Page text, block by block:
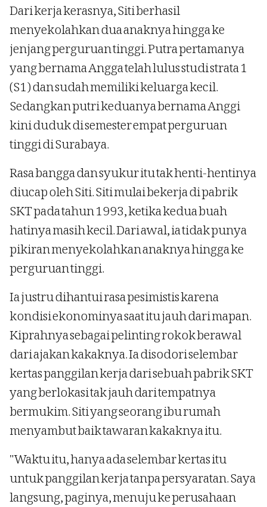
Dari kerja kerasnya, Siti berhasil
menyekolahkan dua anaknya hingga ke
jenjang perguruan tinggi. Putra pertamanya
yang bernama Angga telah lulus studi strata 1
(S1) dan sudah memiliki keluarga kecil.
Sedangkan putri keduanya bernama Anggi
kini duduk di semester empat perguruan
tinggi di Surabaya.
Rasa bangga dan syukur itu tak henti-hentinya
diucap oleh Siti. Siti mulai bekerja di pabrik
SKT pada tahun 1993, ketika kedua buah
hatinya masih kecil. Dari awal, ia tidak punya
pikiran menyekolahkan anaknya hingga ke
perguruan tinggi.
Ia justru dihantui rasa pesimistis karena
kondisi ekonominya saat itu jauh dari mapan.
Kiprahnya sebagai pelinting rokok berawal
dari ajakan kakaknya. Ia disodori selembar
kertas panggilan kerja dari sebuah pabrik SKT
yang berlokasi tak jauh dari tempatnya
bermukim. Siti yang seorang ibu rumah
menyambut baik tawaran kakaknya itu.
"Waktu itu, hanya ada selembar kertas itu
untuk panggilan kerja tanpa persyaratan. Saya
langsung, paginya, menuju ke perusahaan